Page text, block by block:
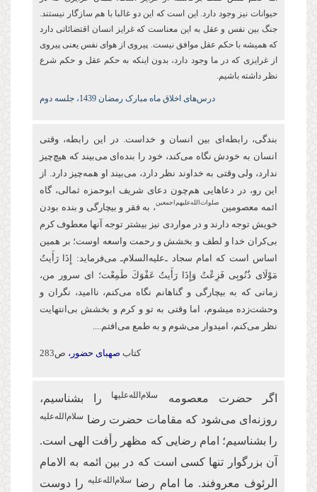
حیوانات نیز وجود دارد. این است که این دو غالبا با هم سازگار نیستند.
جنگ بین نفس و عقل به این معناست که غرایز انسان اقتضائاتی دارد
که همیشه با حکم عقل موافق نیست. پیروی از هوای نفس یعنی پیروی
از غرایزی که در ما وجود دارد، بدون اینکه به حکم عقل و حکم شرع
نظر داشته باشیم.
درس‌های اخلاق ماه مبارک رمضان 1439، جلسه دوم
بندگی، رابطه‌ای بین انسان و خداست. در این رابطه، وقتی
انسان به خودش نگاه می‌کند، خود را بنده‌ای می‌بیند که هیچ‌چیز
ندارد، ولی وقتی به خداوند نظر دارد، می‌بیند او همه‌چیز دارد. از
این‌ رو، در دعاهایی هم‌چون دعای شریف ابو‌حمزه ثمالی، گاه
ائمه معصومین صلوات‌‌الله‌‌عليهم‌‌اجمعين ، به فقر و بیچارگی و بنده بودن
خویش توجه دارند و در مواردی نیز بیشتر توجه آنها معطوف كرم
بی‌کران خدا و لطف و بخشش و رحمت واسعه اوست؛ بر همین
اساس است كه امام سجاد ـ‌علیه‌السلام‌ـ می‌فرماید: إِذَا رَأَیتُ
مَوْلَای ذُنُوبِی فَزِعْتُ وَإِذَا رَأَیتُ عَفْوَكَ طَمِعْت؛ ای سرور من،
زمانی که به بیچارگی و گناهانم نگاه می‌کنم، ناامید، نگران و
وحشت‌زده می‏شوم، اما وقتی به تو و كرم و بخشش بی‌انتهایت
نظر می‌کنم، امیدوار ‏می‌شوم و به طمع می‌افتم....
کتاب صهبای حضور، ص283
اگر حضرت معصومه سلام‌الله‌علیها را بشناسیم،
روزنه‌ای می‌شود که مقامات حضرت رضا سلام‌الله‌علیه
را بشناسیم؛ امام رضایی که مظهر رأفت الهی است.
آن بزرگوار تنها کسی است که در بین ائمه به الامام
الرئوف معروفند. ما امام رضا سلام‌الله‌علیه را دوست